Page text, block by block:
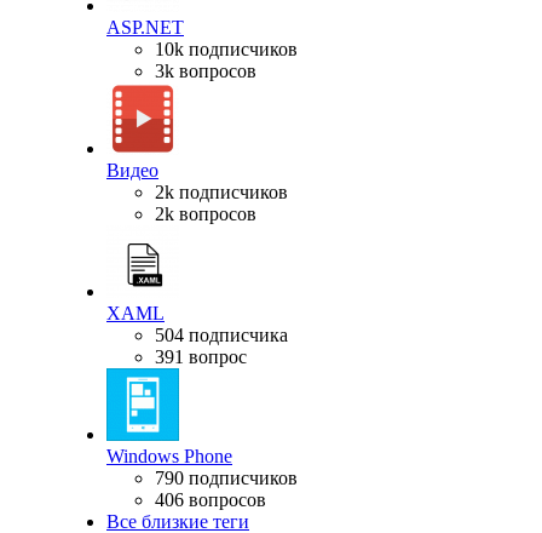
ASP.NET
10k подписчиков
3k вопросов
Видео
2k подписчиков
2k вопросов
XAML
504 подписчика
391 вопрос
Windows Phone
790 подписчиков
406 вопросов
Все близкие теги